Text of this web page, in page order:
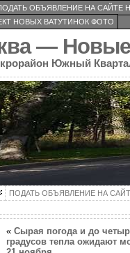
ОБЪЯВЛЕНИЕ НА САЙТЕ
НОВЫХ ВАТУТИНОК ФОТО
— Новые
Южный
ПОДАТЬ ОБЪЯВЛЕНИЕ НА
« Сырая погода и до
градусов тепла ожидают